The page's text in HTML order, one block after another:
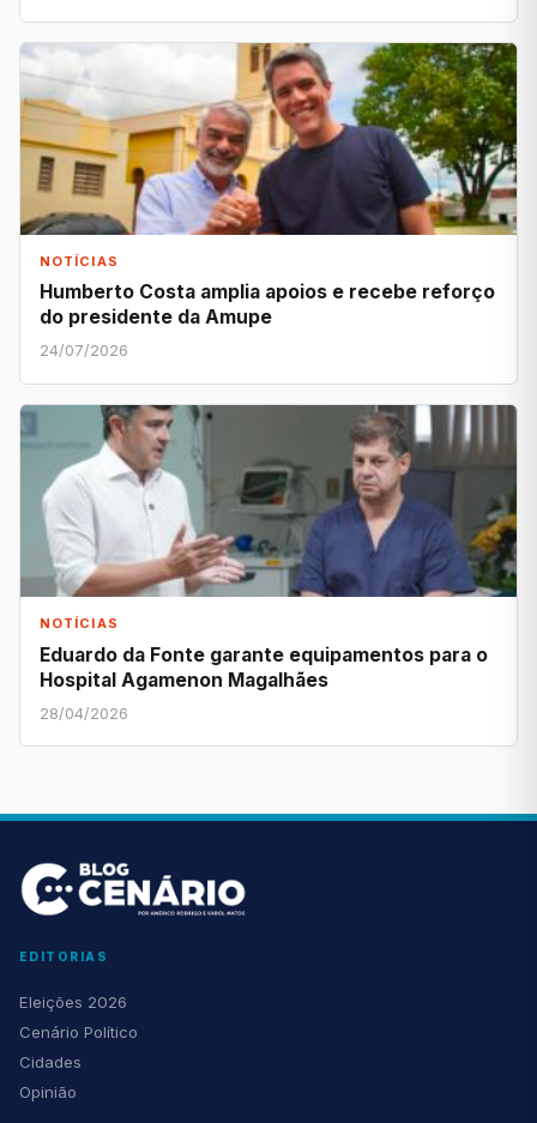
NOTÍCIAS
Humberto Costa amplia apoios e recebe reforço
do presidente da Amupe
24/07/2026
NOTÍCIAS
Eduardo da Fonte garante equipamentos para o
Hospital Agamenon Magalhães
28/04/2026
EDITORIAS
Eleições 2026
Cenário Político
Cidades
Opinião